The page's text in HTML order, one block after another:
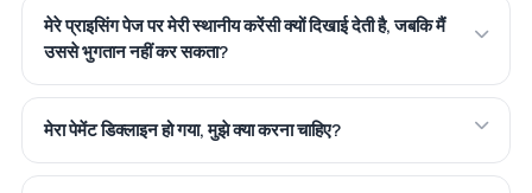
मेरे प्राइसिंग पेज पर मेरी स्थानीय करेंसी क्यों दिखाई देती है, जबकि मैं
उससे भुगतान नहीं कर सकता?
मेरा पेमेंट डिक्लाइन हो गया, मुझे क्या करना चाहिए?